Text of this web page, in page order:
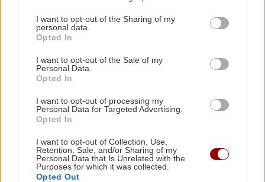
I want to opt-out of the Sharing of my
personal data.
Opted In
I want to opt-out of the Sale of my
Personal Data.
Opted In
I want to opt-out of processing my
Personal Data for Targeted Advertising.
Opted In
I want to opt-out of Collection, Use,
Retention, Sale, and/or Sharing of my
Personal Data that Is Unrelated with the
Purposes for which it was collected.
Opted Out
Survivor: Ο Jason Derulo στο
πάρτι της ένωσης!
ΕΑΣΗ: Κλειστό το οινοποιείο